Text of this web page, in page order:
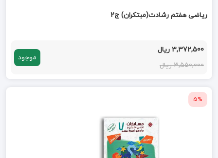
ریاضی هفتم رشادت(مبتکران) ج2
3,372,500 ریال
3,550,000 ریال
موجود
5%